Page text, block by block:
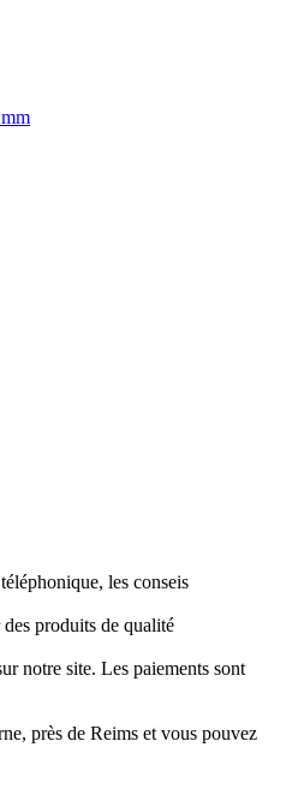
les conseis
produits de qualité
notre site. Les paiements sont
près de Reims et vous pouvez